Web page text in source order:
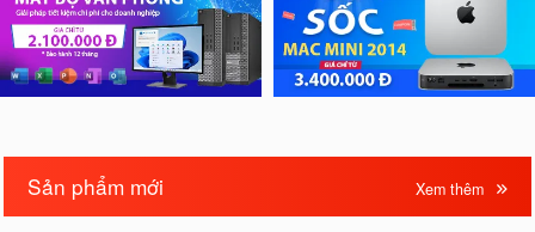
Sản phẩm mới Xem thêm